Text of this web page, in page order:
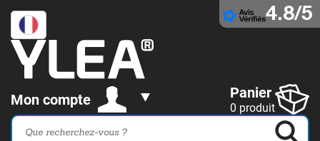
4.8/5
Mon compte Panier
0 produit